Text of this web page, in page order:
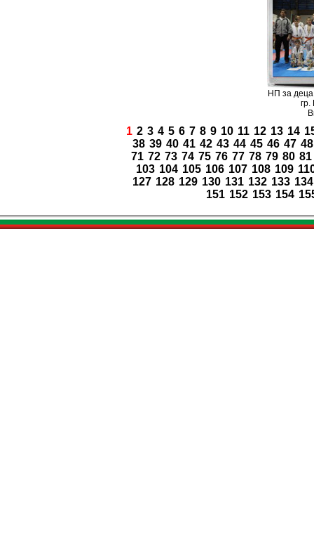
НП за деца
гр.
1 2 3 4 5 6 7 8 9 10 11 12 13 14
38 39 40 41 42 43 44 45 46 47 48
71 72 73 74 75 76 77 78 79 80 81
103 104 105 106 107 108 109
127 128 129 130 131 132 133 134
151 152 153 154